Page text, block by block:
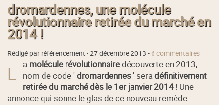
dromardennes, une molécule
révolutionnaire retirée du marché en
2014 !
Rédigé par référencement -27 décembre 2013 - 6 commentaires
L a molécule révolutionnairedécouverte en 2013,
nom de code 'dromardennes' seradéfinitivement
retirée du marché dès le 1er janvier 2014 ! Une
annonce qui sonne le glas de ce nouveau remède